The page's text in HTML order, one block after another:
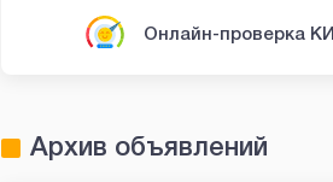
Онлайн-проверка КИ
Архив объявлений